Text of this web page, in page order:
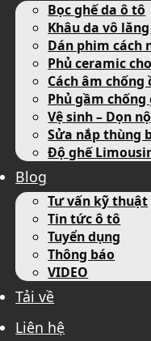
Bọc ghế da ô tô
Khâu da vô
Dán phim cách
Phủ ceramic
Cách âm chống
Phủ gầm chống
Vệ sinh – Dọn
Sửa nắp thùng
Độ ghế
Blog
Tư vấn kỹ thuật
Tin tức ô tô
Tuyển dụng
Thông báo
VIDEO
Tải về
Liên hệ